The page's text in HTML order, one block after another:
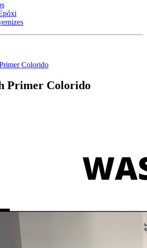
Colorido
Primer Colorido